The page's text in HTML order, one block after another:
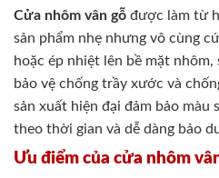
Cửa nhôm vân gỗ được làm từ
sản phẩm nhẹ nhưng vô cùng
hoặc ép nhiệt lên bề mặt
bảo vệ chống trầy xước và
sản xuất hiện đại đảm bảo màu
theo thời gian và dễ dàng bảo
Ưu điểm của cửa nhôm